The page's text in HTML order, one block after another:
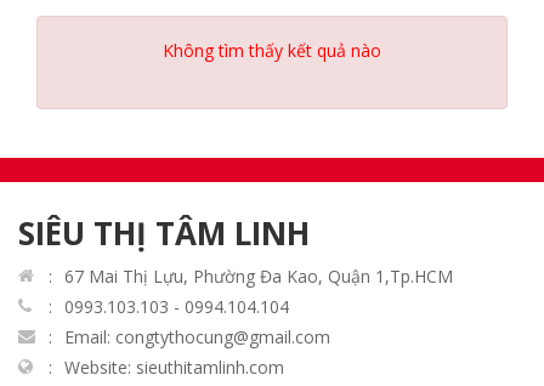
Không tìm thấy kết quả nào
SIÊU THỊ TÂM LINH
67 Mai Thị Lựu, Phường Đa Kao, Quận 1,Tp.HCM
0993.103.103 - 0994.104.104
Email: congtythocung@gmail.com
Website: sieuthitamlinh.com